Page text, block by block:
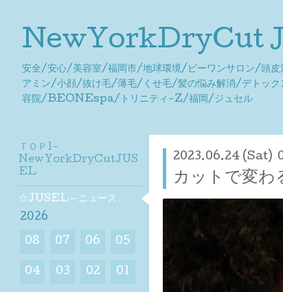
NewYorkDryCut
安全/安心/美容室/福岡市/地球環境/ビーワンサロン/頭
アミン/小顔/抜け毛/薄毛/くせ毛/髪の悩み解消/デトック
容院/BEONEspa/トリニティ-Z/福岡/ジュセル
2023.06.24 (Sat)
カットで変わ
ＴＯＰ1-
NewYorkDryCutJUS
EL
☆JUSEL～ニュース
2026
08 07 06 05
04 03 02 01